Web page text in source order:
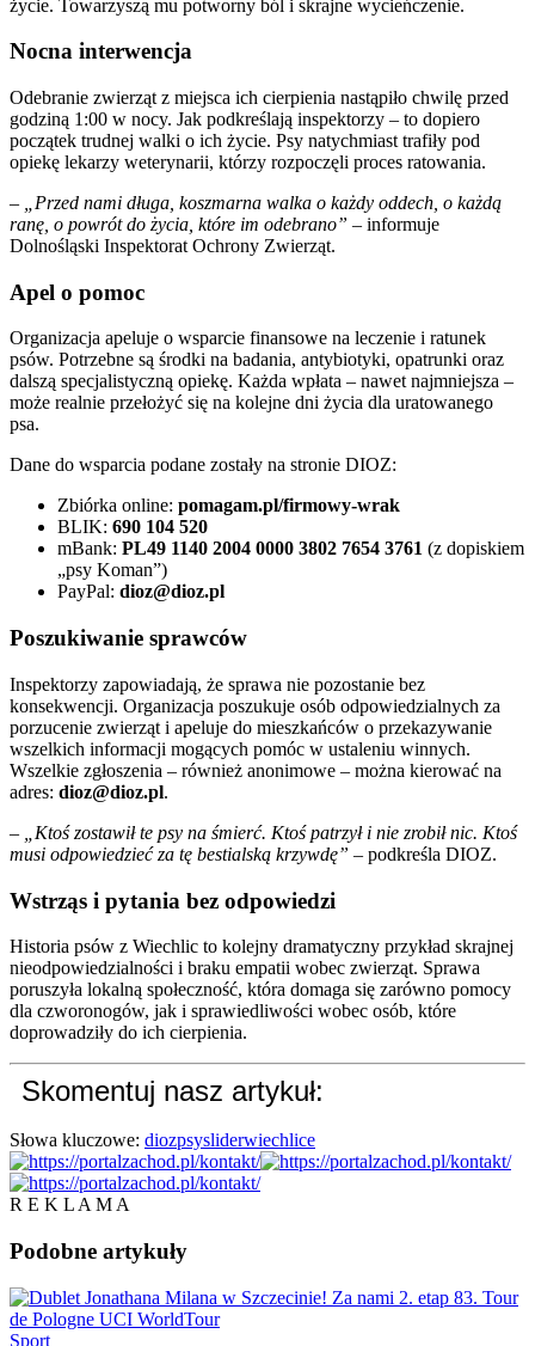
życie. Towarzyszą mu potworny ból i skrajne wycieńczenie.
Nocna interwencja
Odebranie zwierząt z miejsca ich cierpienia nastąpiło chwilę przed
godziną 1:00 w nocy. Jak podkreślają inspektorzy – to dopiero
początek trudnej walki o ich życie. Psy natychmiast trafiły pod
opiekę lekarzy weterynarii, którzy rozpoczęli proces ratowania.
–
„Przed nami długa, koszmarna walka o każdy oddech, o każdą
ranę, o powrót do życia, które im odebrano” – informuje
Dolnośląski Inspektorat Ochrony Zwierząt.
Apel o pomoc
Organizacja apeluje o wsparcie finansowe na leczenie i ratunek
psów. Potrzebne są środki na badania, antybiotyki, opatrunki oraz
dalszą specjalistyczną opiekę. Każda wpłata – nawet najmniejsza –
może realnie przełożyć się na kolejne dni życia dla uratowanego
psa.
Dane do wsparcia podane zostały na stronie DIOZ:
Zbiórka online: pomagam.pl/firmowy-wrak
BLIK: 690 104 520
mBank: PL49 1140 2004 0000 3802 7654 3761 (z dopiskiem
„psy Koman”)
PayPal: dioz@dioz.pl
Poszukiwanie sprawców
Inspektorzy zapowiadają, że sprawa nie pozostanie bez
konsekwencji. Organizacja poszukuje osób odpowiedzialnych za
porzucenie zwierząt i apeluje do mieszkańców o przekazywanie
wszelkich informacji mogących pomóc w ustaleniu winnych.
Wszelkie zgłoszenia – również anonimowe – można kierować na
adres: dioz@dioz.pl.
–
„Ktoś zostawił te psy na śmierć. Ktoś patrzył i nie zrobił nic. Ktoś
musi odpowiedzieć za tę bestialską krzywdę” – podkreśla DIOZ.
Wstrząs i pytania bez odpowiedzi
Historia psów z Wiechlic to kolejny dramatyczny przykład skrajnej
nieodpowiedzialności i braku empatii wobec zwierząt. Sprawa
poruszyła lokalną społeczność, która domaga się zarówno pomocy
dla czworonogów, jak i sprawiedliwości wobec osób, które
doprowadziły do ich cierpienia.
Skomentuj nasz artykuł:
Słowa kluczowe: diozpsysliderwiechlice
R E K L A M A
Podobne artykuły
Sport